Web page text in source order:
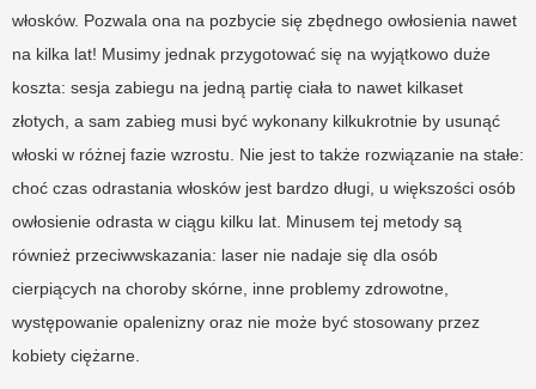
włosków. Pozwala ona na pozbycie się zbędnego owłosienia nawet
na kilka lat! Musimy jednak przygotować się na wyjątkowo duże
koszta: sesja zabiegu na jedną partię ciała to nawet kilkaset
złotych, a sam zabieg musi być wykonany kilkukrotnie by usunąć
włoski w różnej fazie wzrostu. Nie jest to także rozwiązanie na stałe:
choć czas odrastania włosków jest bardzo długi, u większości osób
owłosienie odrasta w ciągu kilku lat. Minusem tej metody są
również przeciwwskazania: laser nie nadaje się dla osób
cierpiących na choroby skórne, inne problemy zdrowotne,
występowanie opalenizny oraz nie może być stosowany przez
kobiety ciężarne.